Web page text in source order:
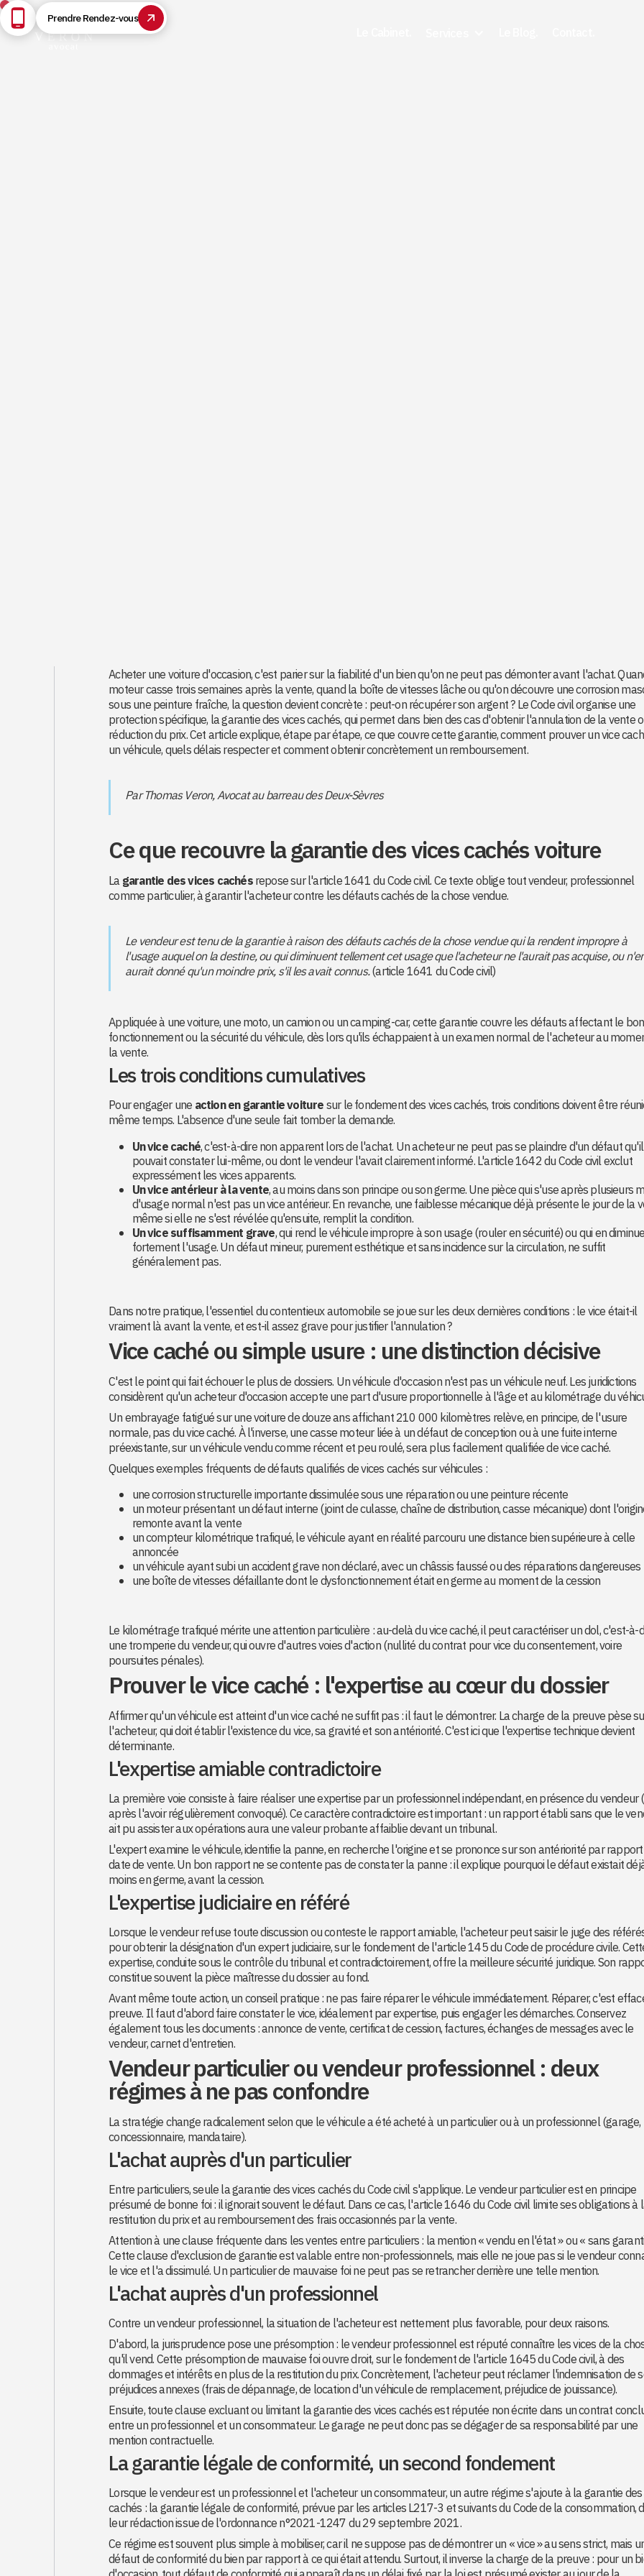
Prendre Rendez-vous
Acheter une voiture d'occasion, c'est parier sur la fiabilité d'un bien qu'on ne peut pas démonter avant l'achat.
moteur casse trois semaines après la vente, quand la boîte de vitesses lâche ou qu'on découvre une corrosion
sous une peinture fraîche, la question devient concrète : peut-on récupérer son argent ? Le Code civil organise une
protection spécifique, la garantie des vices cachés, qui permet dans bien des cas d'obtenir l'annulation de la vente
réduction du prix. Cet article explique, étape par étape, ce que couvre cette garantie, comment prouver un vice
un véhicule, quels délais respecter et comment obtenir concrètement un remboursement.
Par Thomas Veron, Avocat au barreau des Deux-Sèvres
Ce que recouvre la garantie des vices cachés voiture
Lagarantie des vices cachésrepose sur l'article 1641 du Code civil. Ce texte oblige tout vendeur, professionnel
comme particulier, à garantir l'acheteur contre les défauts cachés de la chose vendue.
Le vendeur est tenu de la garantie à raison des défauts cachés de la chose vendue qui la rendent impropre à
l'usage auquel on la destine, ou qui diminuent tellement cet usage que l'acheteur ne l'aurait pas acquise, ou
aurait donné qu'un moindre prix, s'il les avait connus.(article 1641 du Code civil)
Appliquée à une voiture, une moto, un camion ou un camping-car, cette garantie couvre les défauts affectant le bon
fonctionnement ou la sécurité du véhicule, dès lors qu'ils échappaient à un examen normal de l'acheteur au
la vente.
Les trois conditions cumulatives
Pour engager une action en garantie voituresur le fondement des vices cachés, trois conditions doivent être
même temps. L'absence d'une seule fait tomber la demande.
Un vice caché, c'est-à-dire non apparent lors de l'achat. Un acheteur ne peut pas se plaindre d'un défaut qu'il
pouvait constater lui-même, ou dont le vendeur l'avait clairement informé. L'article 1642 du Code civil exclut
expressément les vices apparents.
Un vice antérieur à la vente, au moins dans son principe ou son germe. Une pièce qui s'use après plusieurs
d'usage normal n'est pas un vice antérieur. En revanche, une faiblesse mécanique déjà présente le jour de la
même si elle ne s'est révélée qu'ensuite, remplit la condition.
Un vice suffisamment grave, qui rend le véhicule impropre à son usage (rouler en sécurité) ou qui en diminue
fortement l'usage. Un défaut mineur, purement esthétique et sans incidence sur la circulation, ne suffit
généralement pas.
Dans notre pratique, l'essentiel du contentieux automobile se joue sur les deux dernières conditions : le vice était-il
vraiment là avant la vente, et est-il assez grave pour justifier l'annulation ?
Vice caché ou simple usure : une distinction décisive
C'est le point qui fait échouer le plus de dossiers. Un véhicule d'occasion n'est pas un véhicule neuf. Les juridictions
considèrent qu'un acheteur d'occasion accepte une part d'usure proportionnelle à l'âge et au kilométrage du
Un embrayage fatigué sur une voiture de douze ans affichant 210 000 kilomètres relève, en principe, de l'usure
normale, pas du vice caché. À l'inverse, une casse moteur liée à un défaut de conception ou à une fuite interne
préexistante, sur un véhicule vendu comme récent et peu roulé, sera plus facilement qualifiée de vice caché.
Quelques exemples fréquents de défauts qualifiés de vices cachés sur véhicules :
une corrosion structurelle importante dissimulée sous une réparation ou une peinture récente
un moteur présentant un défaut interne (joint de culasse, chaîne de distribution, casse mécanique) dont
remonte avant la vente
un compteur kilométrique trafiqué, le véhicule ayant en réalité parcouru une distance bien supérieure à celle
annoncée
un véhicule ayant subi un accident grave non déclaré, avec un châssis faussé ou des réparations dangereuses
une boîte de vitesses défaillante dont le dysfonctionnement était en germe au moment de la cession
Le kilométrage trafiqué mérite une attention particulière : au-delà du vice caché, il peut caractériser un dol, c'est-à-
une tromperie du vendeur, qui ouvre d'autres voies d'action (nullité du contrat pour vice du consentement, voire
poursuites pénales).
Prouver le vice caché : l'expertise au cœur du dossier
Affirmer qu'un véhicule est atteint d'un vice caché ne suffit pas : il faut le démontrer. La charge de la preuve pèse
l'acheteur, qui doit établir l'existence du vice, sa gravité et son antériorité. C'est ici que l'expertise technique devient
déterminante.
L'expertise amiable contradictoire
La première voie consiste à faire réaliser une expertise par un professionnel indépendant, en présence du vendeur
après l'avoir régulièrement convoqué). Ce caractère contradictoire est important : un rapport établi sans que le
ait pu assister aux opérations aura une valeur probante affaiblie devant un tribunal.
L'expert examine le véhicule, identifie la panne, en recherche l'origine et se prononce sur son antériorité par
date de vente. Un bon rapport ne se contente pas de constater la panne : il explique pourquoi le défaut existait
moins en germe, avant la cession.
L'expertise judiciaire en référé
Lorsque le vendeur refuse toute discussion ou conteste le rapport amiable, l'acheteur peut saisir le juge des
pour obtenir la désignation d'un expert judiciaire, sur le fondement de l'article 145 du Code de procédure civile.
expertise, conduite sous le contrôle du tribunal et contradictoirement, offre la meilleure sécurité juridique. Son
constitue souvent la pièce maîtresse du dossier au fond.
Avant même toute action, un conseil pratique : ne pas faire réparer le véhicule immédiatement. Réparer, c'est
preuve. Il faut d'abord faire constater le vice, idéalement par expertise, puis engager les démarches. Conservez
également tous les documents : annonce de vente, certificat de cession, factures, échanges de messages avec le
vendeur, carnet d'entretien.
Vendeur particulier ou vendeur professionnel : deux
régimes à ne pas confondre
La stratégie change radicalement selon que le véhicule a été acheté à un particulier ou à un professionnel (garage,
concessionnaire, mandataire).
L'achat auprès d'un particulier
Entre particuliers, seule la garantie des vices cachés du Code civil s'applique. Le vendeur particulier est en principe
présumé de bonne foi : il ignorait souvent le défaut. Dans ce cas, l'article 1646 du Code civil limite ses obligations à
restitution du prix et au remboursement des frais occasionnés par la vente.
Attention à une clause fréquente dans les ventes entre particuliers : la mention « vendu en l'état » ou « sans
Cette clause d'exclusion de garantie est valable entre non-professionnels, mais elle ne joue pas si le vendeur
le vice et l'a dissimulé. Un particulier de mauvaise foi ne peut pas se retrancher derrière une telle mention.
L'achat auprès d'un professionnel
Contre un vendeur professionnel, la situation de l'acheteur est nettement plus favorable, pour deux raisons.
D'abord, la jurisprudence pose une présomption : le vendeur professionnel est réputé connaître les vices de la
qu'il vend. Cette présomption de mauvaise foi ouvre droit, sur le fondement de l'article 1645 du Code civil, à des
dommages et intérêts en plus de la restitution du prix. Concrètement, l'acheteur peut réclamer l'indemnisation de
préjudices annexes (frais de dépannage, de location d'un véhicule de remplacement, préjudice de jouissance).
Ensuite, toute clause excluant ou limitant la garantie des vices cachés est réputée non écrite dans un contrat
entre un professionnel et un consommateur. Le garage ne peut donc pas se dégager de sa responsabilité par une
mention contractuelle.
La garantie légale de conformité, un second fondement
Lorsque le vendeur est un professionnel et l'acheteur un consommateur, un autre régime s'ajoute à la garantie des
cachés : la garantie légale de conformité, prévue par les articles L217-3 et suivants du Code de la consommation,
leur rédaction issue de l'ordonnance n°2021-1247 du 29 septembre 2021.
Ce régime est souvent plus simple à mobiliser, car il ne suppose pas de démontrer un « vice » au sens strict, mais
défaut de conformité du bien par rapport à ce qui était attendu. Surtout, il inverse la charge de la preuve : pour un